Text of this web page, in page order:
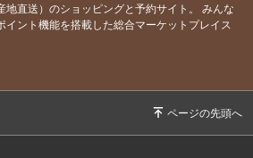
137回岩槻安穏朝市・父の日ワーク
まつり開催！パパ自慢大会で賞品をゲ
直送）のショッピングと予約サイト。
みんな
イント機能を搭載した総合マーケットプレイス